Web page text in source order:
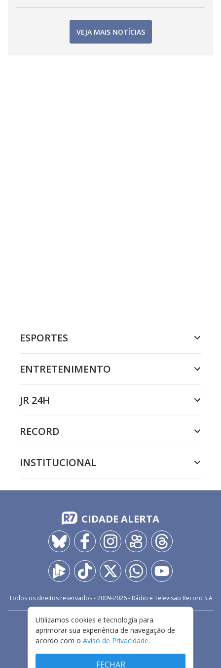
VEJA MAIS NOTÍCIAS
ESPORTES
ENTRETENIMENTO
JR 24H
RECORD
INSTITUCIONAL
CIDADE ALERTA
Todos os direitos reservados - 2009-2026- Rádio e Televisão Record S.A
FALE CONOSCO
PRIVACIDADE
TERMOS E CONDIÇÕES DE USO
Utilizamos cookies e tecnologia para
aprimorar sua experiência de navegação de
acordo com o Aviso de Privacidade.
FECHAR